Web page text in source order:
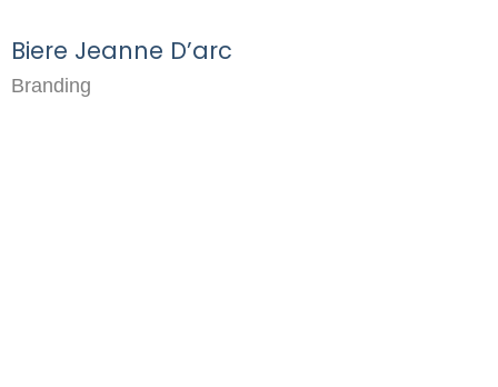
Biere Jeanne D’arc
Branding